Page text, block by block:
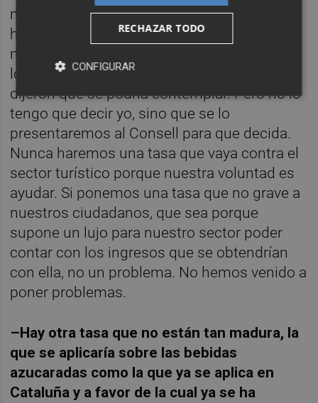
mantenido el último año con el sector
hemos comprobado que no se ve de forma
negativa. Si es una oportunidad para regular
los apartamentos y además es finalista, nos
dijeron que se podría contemplar. Pero no lo
tengo que decir yo, sino que se lo
presentaremos al Consell para que decida.
Nunca haremos una tasa que vaya contra el
sector turístico porque nuestra voluntad es
ayudar. Si ponemos una tasa que no grave a
nuestros ciudadanos, que sea porque
supone un lujo para nuestro sector poder
contar con los ingresos que se obtendrían
con ella, no un problema. No hemos venido a
poner problemas.
–Hay otra tasa que no están tan madura, la
que se aplicaría sobre las bebidas
azucaradas como la que ya se aplica en
Cataluña y a favor de la cual ya se ha
RECHAZAR TODO
CONFIGURAR